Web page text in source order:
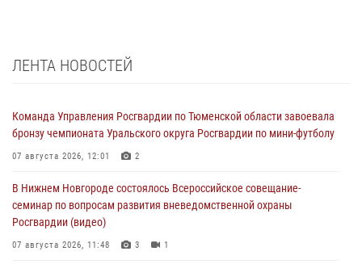
ЛЕНТА НОВОСТЕЙ
Команда Управления Росгвардии по Тюменской области завоевала
бронзу чемпионата Уральского округа Росгвардии по мини-футболу
07 августа 2026, 12:01 2
В Нижнем Новгороде состоялось Всероссийское совещание-
семинар по вопросам развития вневедомственной охраны
Росгвардии (видео)
07 августа 2026, 11:48 3 1